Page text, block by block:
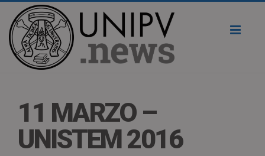
11 MARZO –
UNISTEM 2016